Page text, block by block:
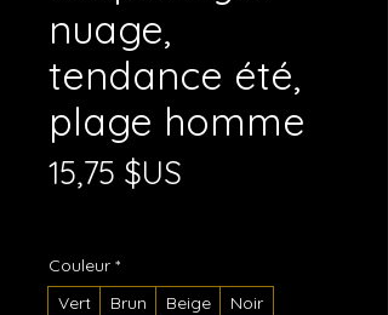
nuage,
tendance été,
plage homme
15,75 $US
Couleur *
Vert
Brun Beige Noir